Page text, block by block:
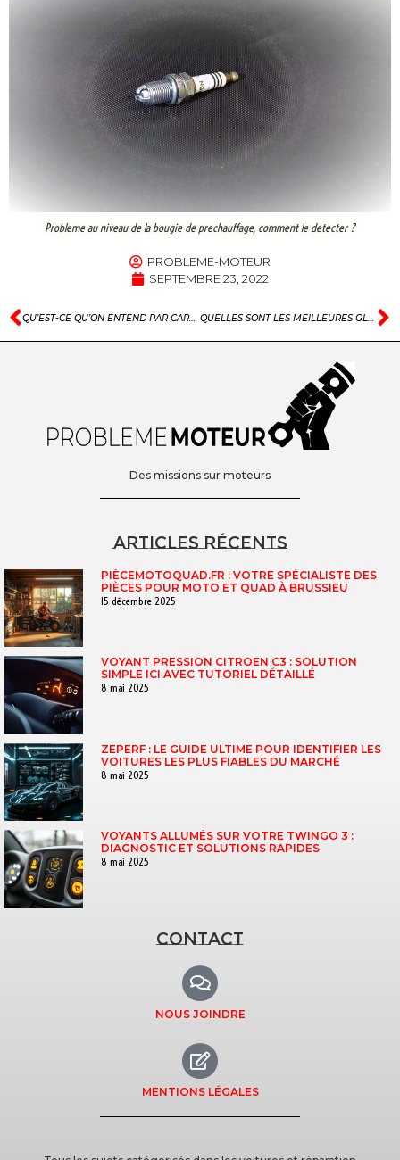
Probleme au niveau de la bougie de prechauffage, comment le detecter ?
PROBLEME-MOTEUR
SEPTEMBRE 23, 2022
QU’EST-CE QU’ON ENTEND PAR CARTE GRISE GELEE ? QUELLES SONT LES MEILLEURES GLACIERES VOITURE ELECTRIQUE ALLUME CIGARE ?
Des missions sur moteurs
Articles récents
PIÈCEMOTOQUAD.FR : VOTRE SPÉCIALISTE DES
PIÈCES POUR MOTO ET QUAD À BRUSSIEU
15 décembre 2025
VOYANT PRESSION CITROEN C3 : SOLUTION
SIMPLE ICI AVEC TUTORIEL DÉTAILLÉ
8 mai 2025
ZEPERF : LE GUIDE ULTIME POUR IDENTIFIER LES
VOITURES LES PLUS FIABLES DU MARCHÉ
8 mai 2025
VOYANTS ALLUMÉS SUR VOTRE TWINGO 3 :
DIAGNOSTIC ET SOLUTIONS RAPIDES
8 mai 2025
Contact
NOUS JOINDRE
MENTIONS LÉGALES